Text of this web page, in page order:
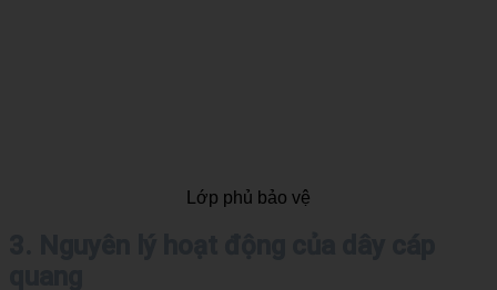
Lớp phủ bảo vệ